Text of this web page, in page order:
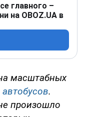
главного –
на OBOZ.UA в
масштабных
.
произошло